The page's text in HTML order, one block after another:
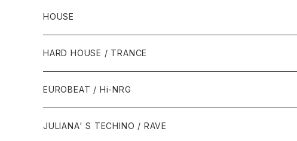
HOUSE
1980年代
1987年・以前
1988年
1990年代
1990年
2000年代
HARD HOUSE / TRANCE
1990年代
1994年・以前
2000年代
EUROBEAT / Hi-NRG
1980年代
JULIANA' S TECHINO / RAVE